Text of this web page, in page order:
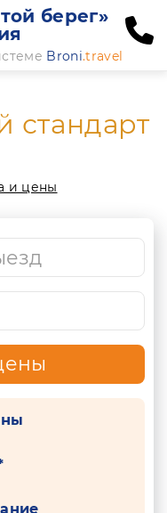
берег»
Broni.travel
стандарт
и цены